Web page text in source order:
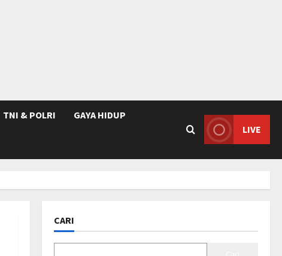
TNI & POLRI GAYA HIDUP
LIVE
CARI